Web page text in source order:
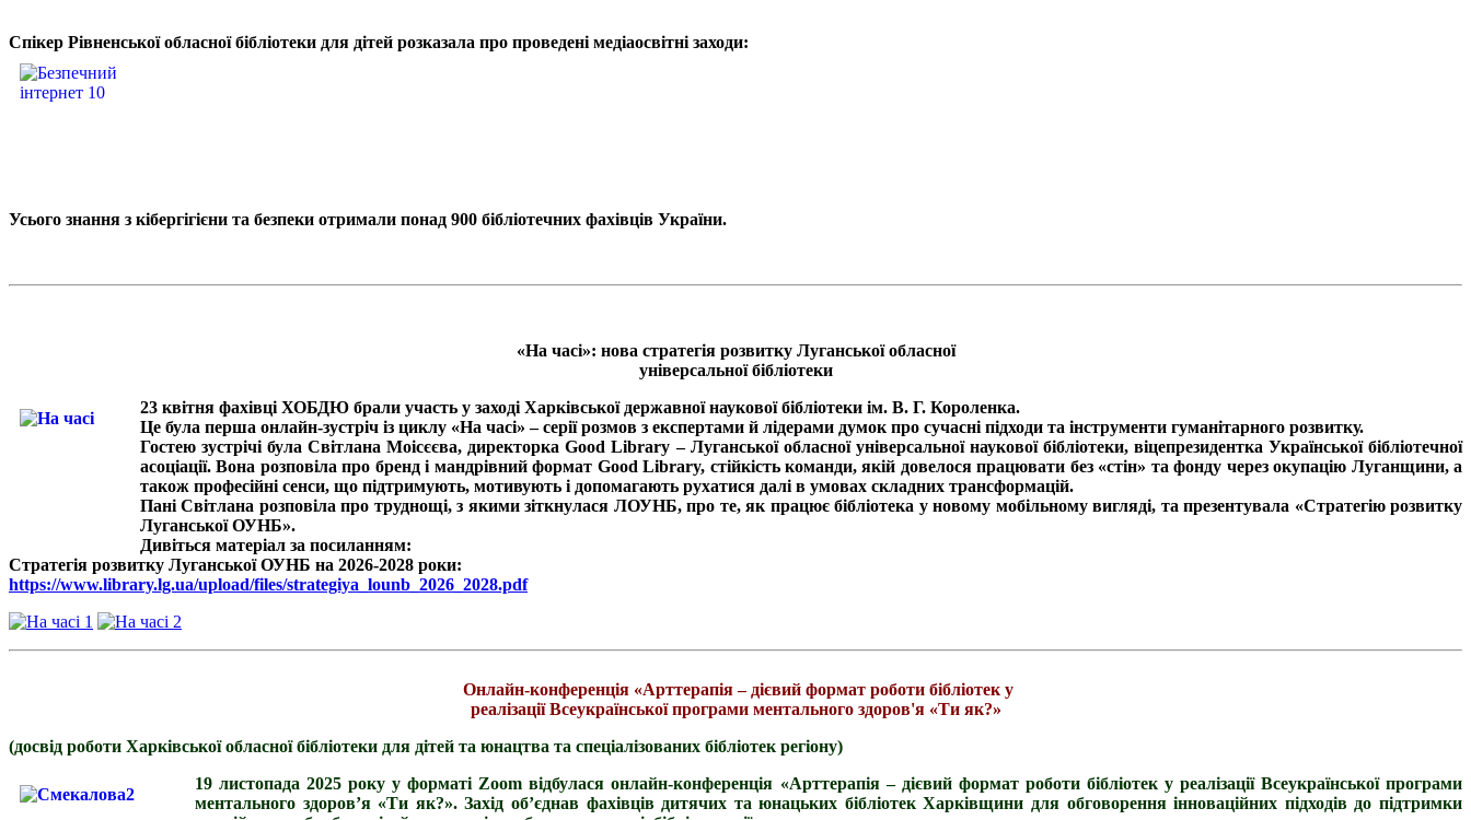
Спікер Рівненської обласної бібліотеки для дітей розказала про проведені медіаосвітні заходи:
Усього знання з кібергігієни та безпеки отримали понад 900 бібліотечних фахівців України.
«На часі»: нова стратегія розвитку Луганської обласної
універсальної бібліотеки
23 квітня фахівці ХОБДЮ брали участь у заході Харківської державної наукової бібліотеки ім. В. Г. Короленка.
Це була перша онлайн-зустріч із циклу «На часі» – серії розмов з експертами й лідерами думок про сучасні підходи та інструменти гуманітарного розвитку.
Гостею зустрічі була Світлана Моісєєва, директорка Good Library – Луганської обласної універсальної наукової бібліотеки, віцепрезидентка Української бібліотечної
асоціації. Вона розповіла про бренд і мандрівний формат Good Library, стійкість команди, якій довелося працювати без «стін» та фонду через окупацію Луганщини, а
також професійні сенси, що підтримують, мотивують і допомагають рухатися далі в умовах складних трансформацій.
Пані Світлана розповіла про труднощі, з якими зіткнулася ЛОУНБ, про те, як працює бібліотека у новому мобільному вигляді, та презентувала «Стратегію розвитку
Луганської ОУНБ».
Дивіться матеріал за посиланням:
Стратегія розвитку Луганської ОУНБ на 2026-2028 роки:
https://www.library.lg.ua/upload/files/strategiya_lounb_2026_2028.pdf
Онлайн-конференція «Арттерапія – дієвий формат роботи бібліотек у
реалізації Всеукраїнської програми ментального здоров'я «Ти як?»
(досвід роботи Харківської обласної бібліотеки для дітей та юнацтва та спеціалізованих бібліотек регіону)
19 листопада 2025 року у форматі Zoom відбулася онлайн-конференція «Арттерапія – дієвий формат роботи бібліотек у реалізації Всеукраїнської програми
ментального здоров’я «Ти як?». Захід об’єднав фахівців дитячих та юнацьких бібліотек Харківщини для обговорення інноваційних підходів до підтримки